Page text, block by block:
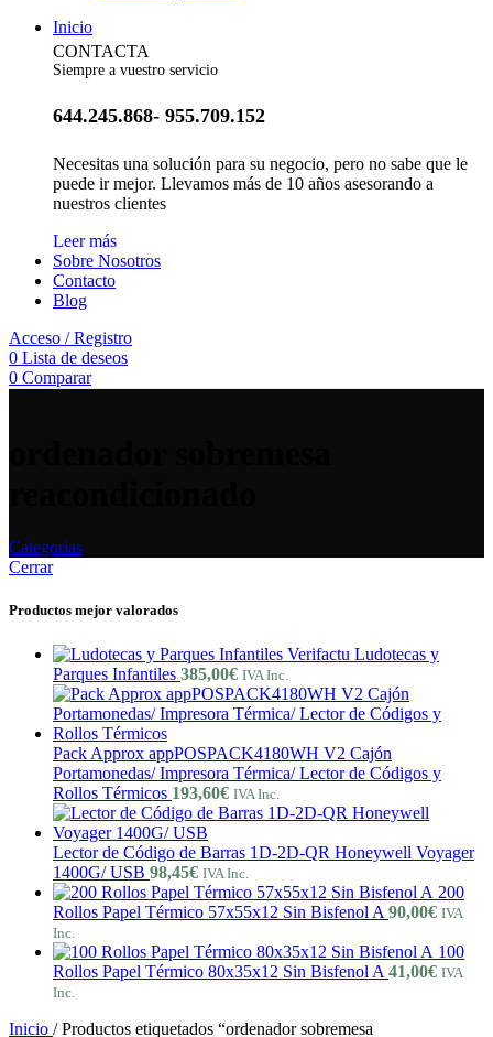
Inicio
CONTACTA
Siempre a vuestro servicio
644.245.868- 955.709.152
Necesitas una solución para su negocio, pero no sabe que le
puede ir mejor. Llevamos más de 10 años asesorando a
nuestros clientes
Leer más
Sobre Nosotros
Contacto
Blog
Acceso / Registro
0 Lista de deseos
0 Comparar
Categorías
Cerrar
Productos mejor valorados
Verifactu Ludotecas y
Parques Infantiles 385,00€ IVA Inc.
Pack Approx appPOSPACK4180WH V2 Cajón
Portamonedas/ Impresora Térmica/ Lector de Códigos y
Rollos Térmicos 193,60€ IVA Inc.
Lector de Código de Barras 1D-2D-QR Honeywell Voyager
1400G/ USB 98,45€ IVA Inc.
200
Rollos Papel Térmico 57x55x12 Sin Bisfenol A 90,00€ IVA
Inc.
100
Rollos Papel Térmico 80x35x12 Sin Bisfenol A 41,00€ IVA
Inc.
Inicio / Productos etiquetados “ordenador sobremesa